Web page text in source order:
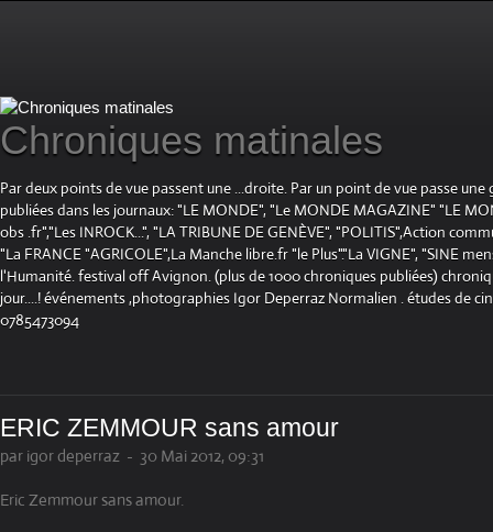
Chroniques matinales
Par deux points de vue passent une ...droite. Par un point de vue passe
publiées dans les journaux: "LE MONDE", "Le MONDE MAGAZINE" "LE
obs .fr","Les INROCK...", "LA TRIBUNE DE GENÈVE", "POLITIS",Action
"La FRANCE "AGRICOLE",La Manche libre.fr "le Plus"."La VIGNE", "SINE
l'Humanité. festival off Avignon. (plus de 1000 chroniques publiées)
jour....! événements ,photographies Igor Deperraz Normalien . études de
0785473094
ERIC ZEMMOUR sans amour
par igor deperraz - 30 Mai 2012, 09:31
Eric Zemmour sans amour.